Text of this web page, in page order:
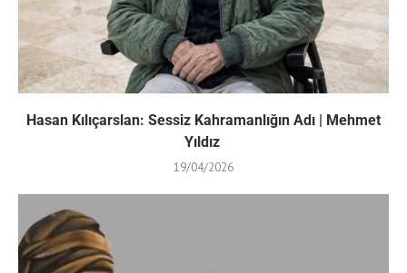
Hasan Kılıçarslan: Sessiz Kahramanlığın Adı | Mehmet
Yıldız
19/04/2026